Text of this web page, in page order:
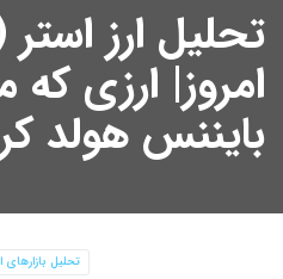
امروز| ارزی که
بایننس هولد
تحلیل بازارهای